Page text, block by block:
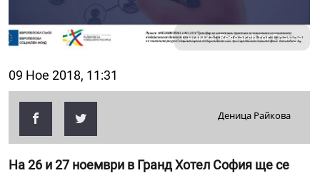
Снимка: Research for Change
09 Ное 2018, 11:31
Деница Райкова
На 26 и 27 ноември в Гранд Хотел София ще се